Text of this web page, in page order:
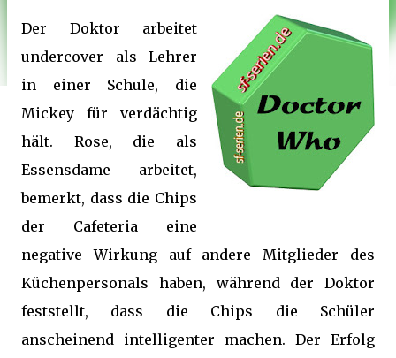
Der Doktor arbeitet
undercover als Lehrer
in einer Schule, die
Mickey für verdächtig
hält. Rose, die als
Essensdame arbeitet,
bemerkt, dass die Chips
der Cafeteria eine
negative Wirkung auf andere Mitglieder des
Küchenpersonals haben, während der Doktor
feststellt, dass die Chips die Schüler
anscheinend intelligenter machen. Der Erfolg